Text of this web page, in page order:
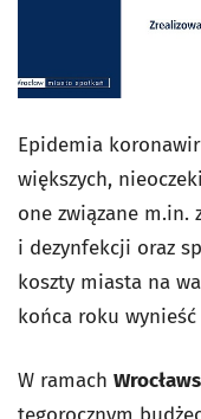
Epidemia
większych,
one związane m.in.
i dezynfekcji oraz
koszty miasta na
końca roku
W ramach